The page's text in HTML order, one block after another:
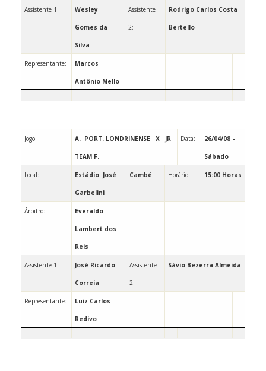
Assistente 1: Wesley
Gomes da
Silva
Assistente
2:
Rodrigo Carlos Costa
Bertello
Representante: Marcos
Antônio Mello
Jogo: A. PORT. LONDRINENSE X JR
TEAM F.
Data: 26/04/08 –
Sábado
Local: Estádio José
Garbelini
Cambé Horário: 15:00 Horas
Árbitro: Everaldo
Lambert dos
Reis
Assistente 1: José Ricardo
Correia
Assistente
2:
Sávio Bezerra Almeida
Representante: Luiz Carlos
Redivo